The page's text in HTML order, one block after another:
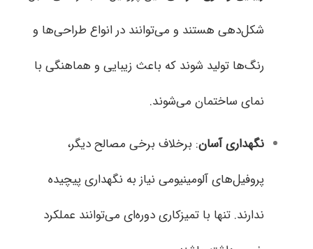
شکل‌دهی هستند و می‌توانند در انواع طراحی‌ها و
رنگ‌ها تولید شوند که باعث زیبایی و هماهنگی با
نمای ساختمان می‌شوند.
نگهداری آسان: برخلاف برخی مصالح دیگر،
پروفیل‌های آلومینیومی نیاز به نگهداری پیچیده
ندارند. تنها با تمیزکاری دوره‌ای می‌توانند عملکرد